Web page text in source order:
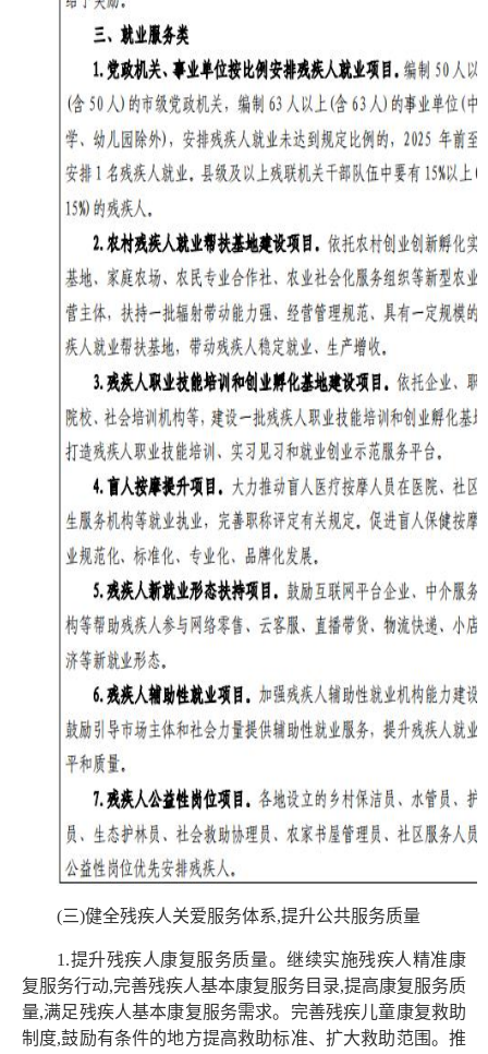
(三)健全残疾人关爱服务体系,提升公共服务质量
1.提升残疾人康复服务质量。继续实施残疾人精准康
复服务行动,完善残疾人基本康复服务目录,提高康复服务质
量,满足残疾人基本康复服务需求。完善残疾儿童康复救助
制度,鼓励有条件的地方提高救助标准、扩大救助范围。推